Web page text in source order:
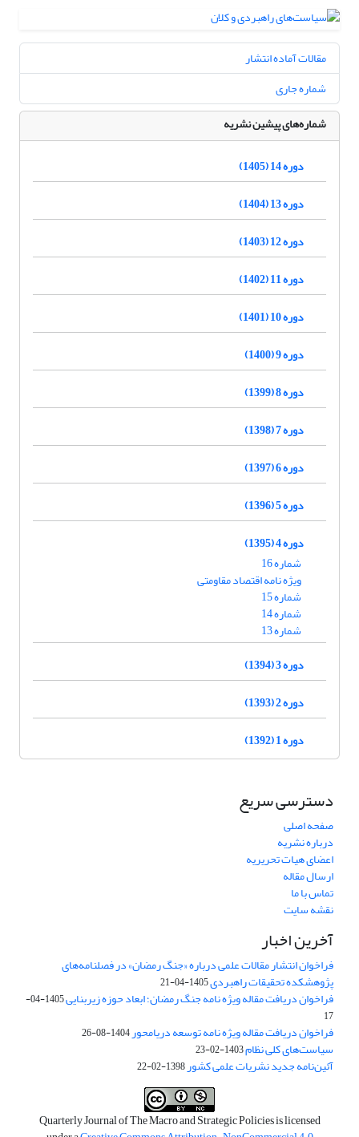
مقالات آماده انتشار
شماره جاری
شماره‌های پیشین نشریه
دوره 14 (1405)
دوره 13 (1404)
دوره 12 (1403)
دوره 11 (1402)
دوره 10 (1401)
دوره 9 (1400)
دوره 8 (1399)
دوره 7 (1398)
دوره 6 (1397)
دوره 5 (1396)
دوره 4 (1395)
شماره 16
ویژه نامه اقتصاد مقاومتی
شماره 15
شماره 14
شماره 13
دوره 3 (1394)
دوره 2 (1393)
دوره 1 (1392)
دسترسی سریع
صفحه اصلی
درباره نشریه
اعضای هیات تحریریه
ارسال مقاله
تماس با ما
نقشه سایت
آخرین اخبار
فراخوان انتشار مقالات علمی درباره «جنگ رمضان» در فصلنامه‌های
پژوهشکده تحقیقات راهبردی1405-04-21
فراخوان دریافت مقاله ویژه نامه جنگ رمضان؛ ابعاد حوزه زیربنایی
1405-04-
17
فراخوان دریافت مقاله ویژه نامه توسعه دریامحور1404-08-26
سیاست‌های کلی نظام1403-02-23
آئین‌نامه جدید نشریات علمی کشور1398-02-22
Quarterly Journal of The Macro and Strategic Policies is licensed